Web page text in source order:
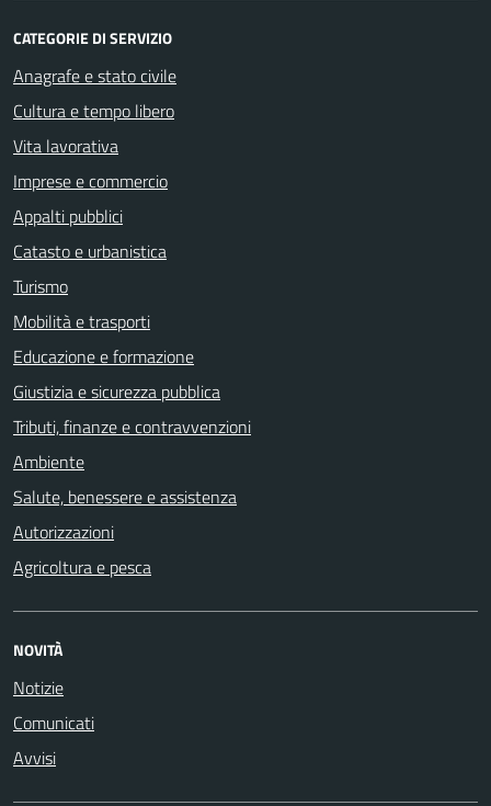
CATEGORIE DI SERVIZIO
Anagrafe e stato civile
Cultura e tempo libero
Vita lavorativa
Imprese e commercio
Appalti pubblici
Catasto e urbanistica
Turismo
Mobilità e trasporti
Educazione e formazione
Giustizia e sicurezza pubblica
Tributi, finanze e contravvenzioni
Ambiente
Salute, benessere e assistenza
Autorizzazioni
Agricoltura e pesca
NOVITÀ
Notizie
Comunicati
Avvisi